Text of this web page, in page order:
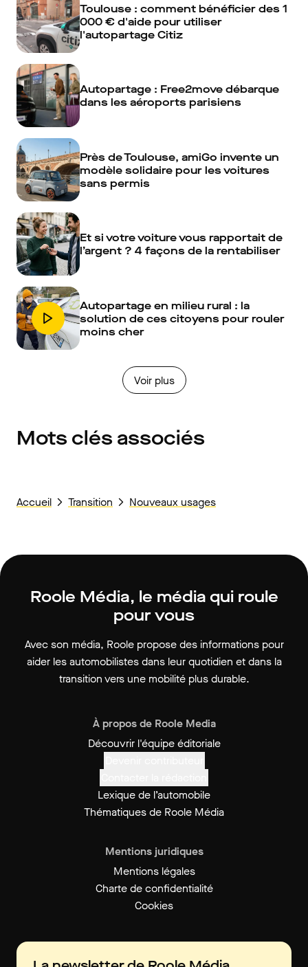
Toulouse : comment bénéficier des 1
000 € d'aide pour utiliser
l'autopartage Citiz
Autopartage : Free2move débarque
dans les aéroports parisiens
Près de Toulouse, amiGo invente un
modèle solidaire pour les voitures
sans permis
Et si votre voiture vous rapportait de
l’argent ? 4 façons de la rentabiliser
Autopartage en milieu rural : la
solution de ces citoyens pour rouler
moins cher
Voir plus
Mots clés associés
Accueil Transition Nouveaux usages
Roole Média, le média qui roule
pour vous
Avec son média, Roole propose des informations pour
aider les automobilistes dans leur quotidien et dans la
transition vers une mobilité plus durable.
À propos de Roole Media
Découvrir l'équipe éditoriale
Lexique de l’automobile
Thématiques de Roole Média
Mentions juridiques
Mentions légales
Charte de confidentialité
Cookies